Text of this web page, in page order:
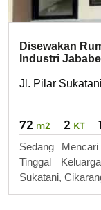
Disewakan
Industri
Jl. Pilar
72 m2 2 KT 1
Sedang
Tinggal
Sukatani,